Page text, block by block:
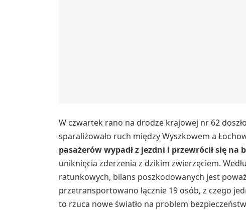
W czwartek rano na drodze krajowej nr 62
sparaliżowało ruch między Wyszkowem a
pasażerów wypadł z jezdni i przewrócił się na
uniknięcia zderzenia z dzikim zwierzęciem.
ratunkowych, bilans poszkodowanych jest
przetransportowano łącznie 19 osób, z czego
to rzuca nowe światło na problem